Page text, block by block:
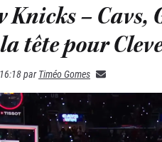
Knicks – Cavs,
tête pour
par Timéo Gomes